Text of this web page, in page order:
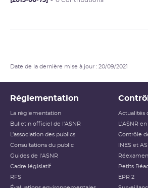
de Marcoule (Gard) sont mis à disposition
Date de la dernière mise à jour : 20/09/2021
Réglementation
La réglementation
Bulletin officiel de l'ASNR
L’association des publics
Consultations du public
Guides de l'ASNR
Cadre législatif
RFS
Actualités
L'ASNR
Contrôle
INES et
Petits
EPR 2